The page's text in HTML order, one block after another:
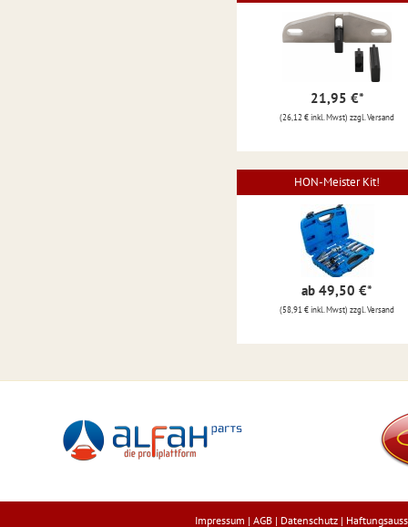
21,95 €*
(26,12 € inkl. Mwst) zzgl. Versand
HON-Meister Kit!
ab 49,50 €*
(58,91 € inkl. Mwst) zzgl. Versand
Impressum | AGB | Datenschutz |